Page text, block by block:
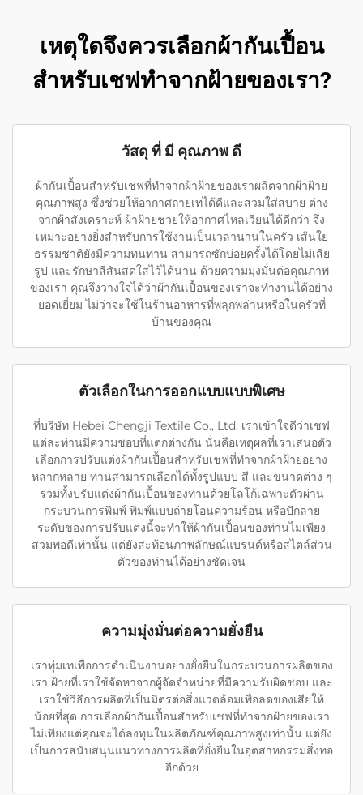
เหตุใดจึงควรเลือกผ้ากันเปื้อน
สำหรับเชฟทำจากฝ้ายของเรา?
วัสดุ ที่ มี คุณภาพ ดี
ผ้ากันเปื้อนสำหรับเชฟที่ทำจากผ้าฝ้ายของเราผลิตจากผ้าฝ้าย
คุณภาพสูง ซึ่งช่วยให้อากาศถ่ายเทได้ดีและสวมใส่สบาย ต่าง
จากผ้าสังเคราะห์ ผ้าฝ้ายช่วยให้อากาศไหลเวียนได้ดีกว่า จึง
เหมาะอย่างยิ่งสำหรับการใช้งานเป็นเวลานานในครัว เส้นใย
ธรรมชาติยังมีความทนทาน สามารถซักบ่อยครั้งได้โดยไม่เสีย
รูป และรักษาสีสันสดใสไว้ได้นาน ด้วยความมุ่งมั่นต่อคุณภาพ
ของเรา คุณจึงวางใจได้ว่าผ้ากันเปื้อนของเราจะทำงานได้อย่าง
ยอดเยี่ยม ไม่ว่าจะใช้ในร้านอาหารที่พลุกพล่านหรือในครัวที่
บ้านของคุณ
ตัวเลือกในการออกแบบแบบพิเศษ
ที่บริษัท Hebei Chengji Textile Co., Ltd. เราเข้าใจดีว่าเชฟ
แต่ละท่านมีความชอบที่แตกต่างกัน นั่นคือเหตุผลที่เราเสนอตัว
เลือกการปรับแต่งผ้ากันเปื้อนสำหรับเชฟที่ทำจากผ้าฝ้ายอย่าง
หลากหลาย ท่านสามารถเลือกได้ทั้งรูปแบบ สี และขนาดต่าง ๆ
รวมทั้งปรับแต่งผ้ากันเปื้อนของท่านด้วยโลโก้เฉพาะตัวผ่าน
กระบวนการพิมพ์ พิมพ์แบบถ่ายโอนความร้อน หรือปักลาย
ระดับของการปรับแต่งนี้จะทำให้ผ้ากันเปื้อนของท่านไม่เพียง
สวมพอดีเท่านั้น แต่ยังสะท้อนภาพลักษณ์แบรนด์หรือสไตล์ส่วน
ตัวของท่านได้อย่างชัดเจน
ความมุ่งมั่นต่อความยั่งยืน
เราทุ่มเทเพื่อการดำเนินงานอย่างยั่งยืนในกระบวนการผลิตของ
เรา ฝ้ายที่เราใช้จัดหาจากผู้จัดจำหน่ายที่มีความรับผิดชอบ และ
เราใช้วิธีการผลิตที่เป็นมิตรต่อสิ่งแวดล้อมเพื่อลดของเสียให้
น้อยที่สุด การเลือกผ้ากันเปื้อนสำหรับเชฟที่ทำจากฝ้ายของเรา
ไม่เพียงแต่คุณจะได้ลงทุนในผลิตภัณฑ์คุณภาพสูงเท่านั้น แต่ยัง
เป็นการสนับสนุนแนวทางการผลิตที่ยั่งยืนในอุตสาหกรรมสิ่งทอ
อีกด้วย